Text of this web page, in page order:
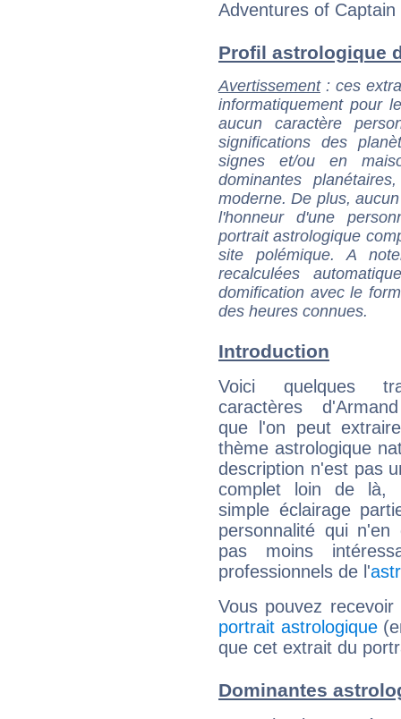
Adventures of
Profil astrologique
Avertissement: ces
informatiquement pour
aucun caractère
significations des
signes et/ou en
dominantes
moderne. De plus,
l'honneur d'une
portrait astrologique
site polémique. A
recalculées
domification avec le
des heures connues.
Introduction
Voici quelques
caractères
que l'on peut
thème astrologique
description n'est pas
complet loin de là,
simple éclairage
personnalité qui n'en
pas moins
professionnels de l'
Vous pouvez
portrait astrologique
que cet extrait du
Dominantes